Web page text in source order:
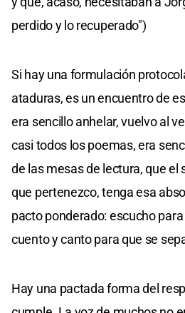
perdido y lo recuperado")
Si hay una formulación
ataduras, es un encuentro de
era sencillo anhelar, vuelvo al
casi todos los poemas, era
de las mesas de lectura, que el
que pertenezco, tenga esa
pacto ponderado: escucho
cuento y canto para que se
Hay una pactada forma del